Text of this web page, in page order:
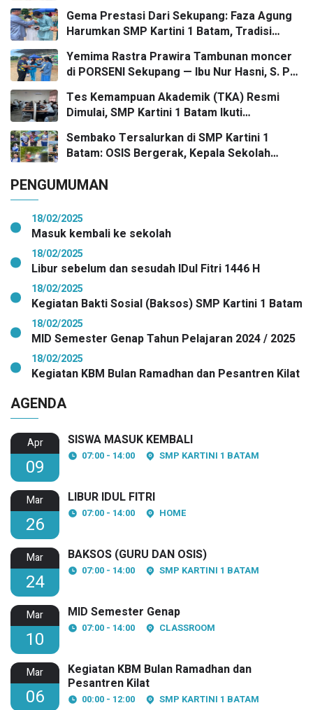
Kartini 1 Batam—Kembali Menorehkan Juara
II FLS3N dalam Panggung Kompetisi
Bergengsi
Gema Prestasi Dari Sekupang: Faza Agung
Harumkan SMP Kartini 1 Batam, Tradisi
Yemima Rastra Prawira Tambunan moncer
di PORSENI Sekupang — Ibu Nur Hasni, S. Pd
dan Mr. Irwan Herika, M. Pd apresiasi
prestasi emas yang menggema
Tes Kemampuan Akademik (TKA) Resmi
Dimulai, SMP Kartini 1 Batam Ikuti
Sembako Tersalurkan di SMP Kartini 1
Batam: OSIS Bergerak, Kepala Sekolah
PENGUMUMAN
18/02/2025
Masuk kembali ke sekolah
18/02/2025
Libur sebelum dan sesudah IDul Fitri 1446 H
18/02/2025
Kegiatan Bakti Sosial (Baksos) SMP Kartini 1 Batam
18/02/2025
MID Semester Genap Tahun Pelajaran 2024 / 2025
18/02/2025
Kegiatan KBM Bulan Ramadhan dan Pesantren Kilat
AGENDA
Apr
09
SISWA MASUK KEMBALI
07:00 - 14:00 SMP KARTINI 1 BATAM
Mar
26
LIBUR IDUL FITRI
07:00 - 14:00 HOME
Mar
24
BAKSOS (GURU DAN OSIS)
07:00 - 14:00 SMP KARTINI 1 BATAM
Mar
10
MID Semester Genap
07:00 - 14:00 CLASSROOM
Mar
06
Kegiatan KBM Bulan Ramadhan dan
Pesantren Kilat
00:00 - 12:00 SMP KARTINI 1 BATAM